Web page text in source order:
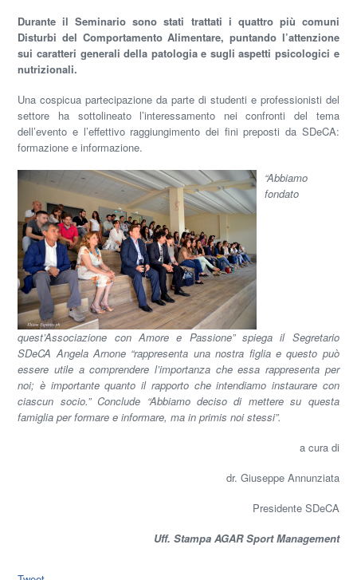
Durante il Seminario sono stati trattati i quattro più comuni
Disturbi del Comportamento Alimentare, puntando l’attenzione
sui caratteri generali della patologia e sugli aspetti psicologici e
nutrizionali.
Una cospicua partecipazione da parte di studenti e professionisti del
settore ha sottolineato l’interessamento nei confronti del tema
dell’evento e l’effettivo raggiungimento dei fini preposti da SDeCA:
formazione e informazione.
“Abbiamo
fondato
quest’Associazione con Amore e Passione” spiega il Segretario
SDeCA Angela Arnone “rappresenta una nostra figlia e questo può
essere utile a comprendere l’importanza che essa rappresenta per
noi; è importante quanto il rapporto che intendiamo instaurare con
ciascun socio.” Conclude “Abbiamo deciso di mettere su questa
famiglia per formare e informare, ma in primis noi stessi”.
a cura di
dr. Giuseppe Annunziata
Presidente SDeCA
Uff. Stampa AGAR Sport Management